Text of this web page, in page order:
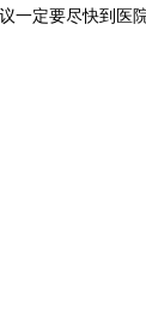
一定要尽快到医